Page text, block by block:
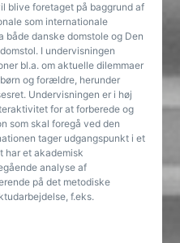
blive foretaget på baggrund af
som internationale
både danske domstole og Den
I undervisningen
bl.a. om aktuelle dilemmaer
og forældre, herunder
Undervisningen er i høj
for at forberede og
som skal foregå ved den
tager udgangspunkt i et
har et akademisk
analyse af
på det metodiske
f.eks.